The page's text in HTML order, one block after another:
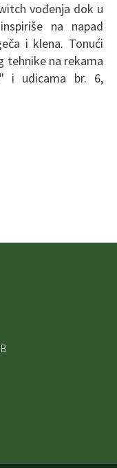
vođenja dok u
na napad
i klena. Tonući
tehnike na rekama
i udicama br. 6,